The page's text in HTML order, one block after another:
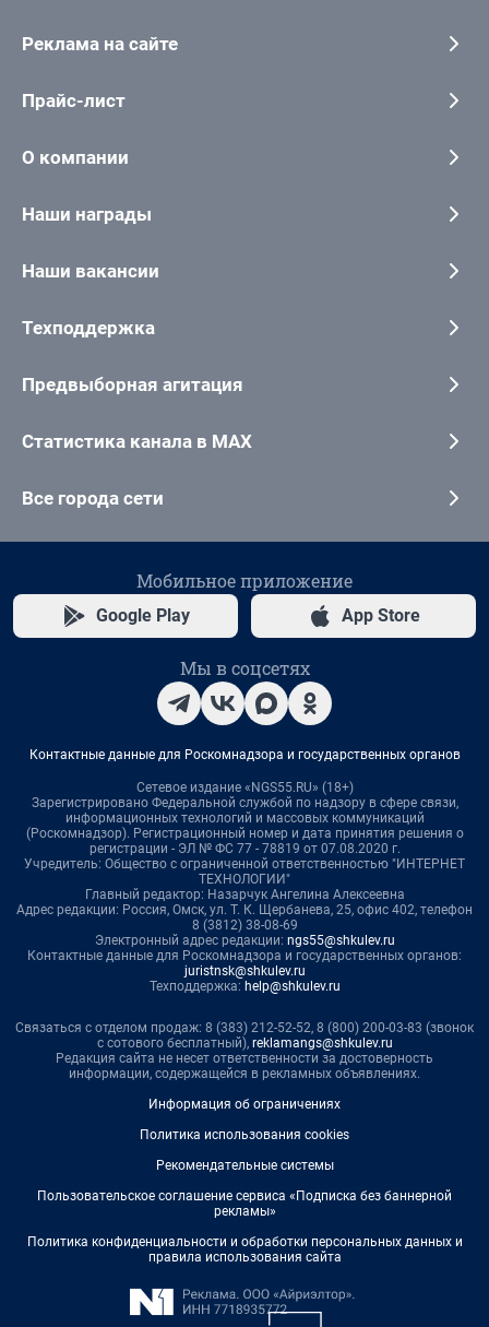
Реклама на сайте
Прайс-лист
О компании
Наши награды
Наши вакансии
Техподдержка
Предвыборная агитация
Статистика канала в MAX
Все города сети
Мобильное приложение
Google Play App Store
Мы в соцсетях
Контактные данные для Роскомнадзора и государственных органов
Сетевое издание «NGS55.RU» (18+)
Зарегистрировано Федеральной службой по надзору в сфере связи,
информационных технологий и массовых коммуникаций
(Роскомнадзор). Регистрационный номер и дата принятия решения о
регистрации - ЭЛ № ФС 77 - 78819 от 07.08.2020 г.
Учредитель: Общество с ограниченной ответственностью "ИНТЕРНЕТ
ТЕХНОЛОГИИ"
Главный редактор: Назарчук Ангелина Алексеевна
Адрес редакции: Россия, Омск, ул. Т. К. Щербанева, 25, офис 402, телефон
8 (3812) 38-08-69
Электронный адрес редакции: ngs55@shkulev.ru
Контактные данные для Роскомнадзора и государственных органов:
juristnsk@shkulev.ru
Техподдержка: help@shkulev.ru
Связаться с отделом продаж: 8 (383) 212-52-52, 8 (800) 200-03-83 (звонок
с сотового бесплатный), reklamangs@shkulev.ru
Редакция сайта не несет ответственности за достоверность
информации, содержащейся в рекламных объявлениях.
Информация об ограничениях
Политика использования cookies
Рекомендательные системы
Пользовательское соглашение сервиса «Подписка без баннерной
рекламы»
Политика конфиденциальности и обработки персональных данных и
правила использования сайта